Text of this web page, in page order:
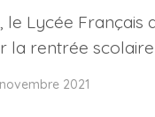
le Lycée
la rentrée scolaire
2021